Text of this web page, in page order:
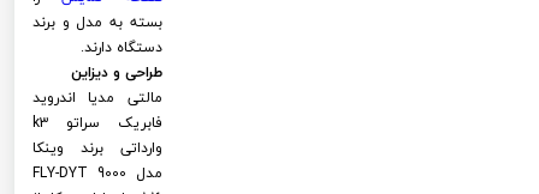
بسته به مدل و برند
دستگاه دارند.
طراحی و دیزاین
مالتی مدیا اندروید
فابریک سراتو k3
وارداتی برند وینکا
مدل FLY-DYT 9000